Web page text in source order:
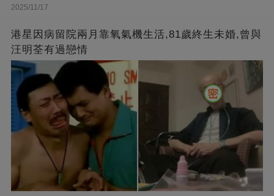
2025/11/17
港星因病留院兩月靠氧氣機生活,81歲終生未婚,曾與
汪明荃有過戀情